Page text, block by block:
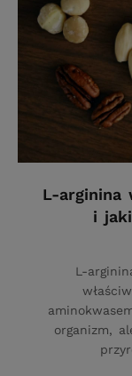
L-arginina
i
L-
organizm,